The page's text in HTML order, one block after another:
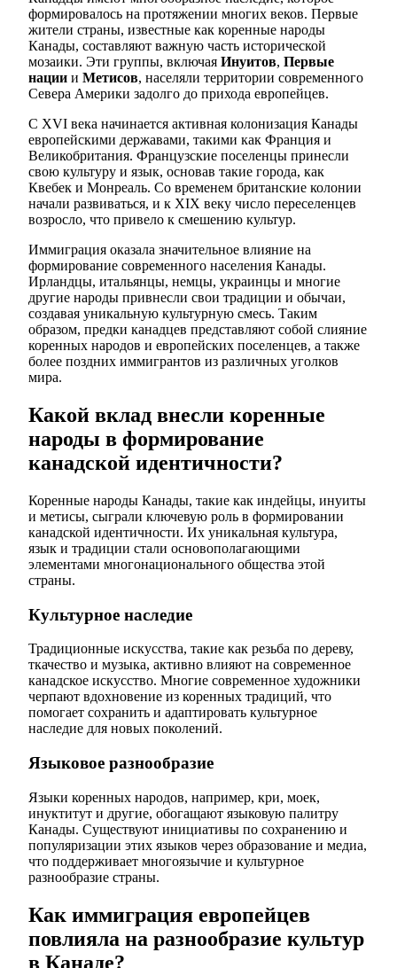
формировалось на протяжении многих веков. Первые
жители страны, известные как коренные народы
Канады, составляют важную часть исторической
мозаики. Эти группы, включая Инуитов, Первые
нации и Метисов, населяли территории современного
Севера Америки задолго до прихода европейцев.
С XVI века начинается активная колонизация Канады
европейскими державами, такими как Франция и
Великобритания. Французские поселенцы принесли
свою культуру и язык, основав такие города, как
Квебек и Монреаль. Со временем британские колонии
начали развиваться, и к XIX веку число переселенцев
возросло, что привело к смешению культур.
Иммиграция оказала значительное влияние на
формирование современного населения Канады.
Ирландцы, итальянцы, немцы, украинцы и многие
другие народы привнесли свои традиции и обычаи,
создавая уникальную культурную смесь. Таким
образом, предки канадцев представляют собой слияние
коренных народов и европейских поселенцев, а также
более поздних иммигрантов из различных уголков
мира.
Какой вклад внесли коренные
народы в формирование
канадской идентичности?
Коренные народы Канады, такие как индейцы, инуиты
и метисы, сыграли ключевую роль в формировании
канадской идентичности. Их уникальная культура,
язык и традиции стали основополагающими
элементами многонационального общества этой
страны.
Культурное наследие
Традиционные искусства, такие как резьба по дереву,
ткачество и музыка, активно влияют на современное
канадское искусство. Многие современное художники
черпают вдохновение из коренных традиций, что
помогает сохранить и адаптировать культурное
наследие для новых поколений.
Языковое разнообразие
Языки коренных народов, например, кри, моек,
инуктитут и другие, обогащают языковую палитру
Канады. Существуют инициативы по сохранению и
популяризации этих языков через образование и медиа,
что поддерживает многоязычие и культурное
разнообразие страны.
Как иммиграция европейцев
повлияла на разнообразие культур
в Канаде?